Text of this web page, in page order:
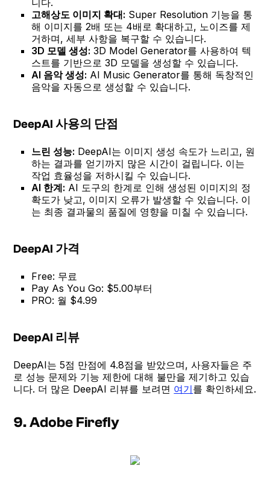
고해상도 이미지 확대: Super Resolution 기능을 통
해 이미지를 2배 또는 4배로 확대하고, 노이즈를 제
거하며, 세부 사항을 복구할 수 있습니다.
3D 모델 생성: 3D Model Generator를 사용하여 텍
스트를 기반으로 3D 모델을 생성할 수 있습니다.
AI 음악 생성: AI Music Generator를 통해 독창적인
음악을 자동으로 생성할 수 있습니다.
DeepAI 사용의 단점
느린 성능: DeepAI는 이미지 생성 속도가 느리고, 원
하는 결과를 얻기까지 많은 시간이 걸립니다. 이는
작업 효율성을 저하시킬 수 있습니다.
AI 한계: AI 도구의 한계로 인해 생성된 이미지의 정
확도가 낮고, 이미지 오류가 발생할 수 있습니다. 이
는 최종 결과물의 품질에 영향을 미칠 수 있습니다.
DeepAI 가격
Free: 무료
Pay As You Go: $5.00부터
PRO: 월 $4.99
DeepAI 리뷰
DeepAI는 5점 만점에 4.8점을 받았으며, 사용자들은 주
로 성능 문제와 기능 제한에 대해 불만을 제기하고 있습
니다. 더 많은 DeepAI 리뷰를 보려면 여기를 확인하세요.
9. Adobe Firefly